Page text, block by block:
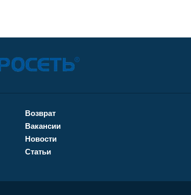
Возврат
Вакансии
Новости
Статьи